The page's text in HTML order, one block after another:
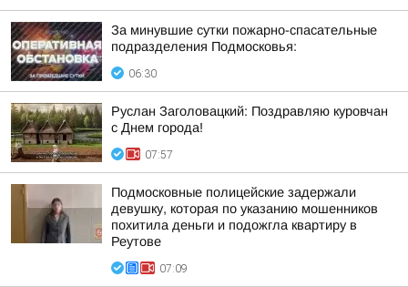
За минувшие сутки пожарно-спасательные
подразделения Подмосковья:
06:30
Руслан Заголовацкий: Поздравляю куровчан
с Днем города!
07:57
Подмосковные полицейские задержали
девушку, которая по указанию мошенников
похитила деньги и подожгла квартиру в
Реутове
07:09